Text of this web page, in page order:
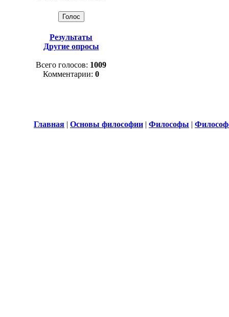
Результаты
Другие опросы
Всего голосов: 1009
Комментарии: 0
Главная | Основы философии | Философы |